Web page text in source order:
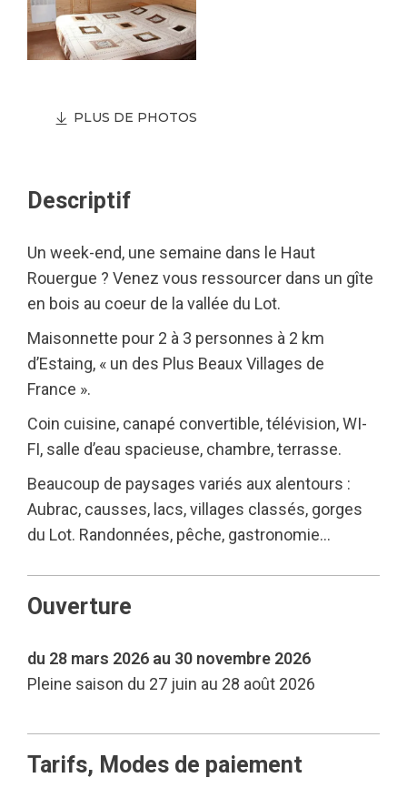
PLUS DE PHOTOS
Descriptif
Un week-end, une semaine dans le Haut
Rouergue ? Venez vous ressourcer dans un gîte
en bois au coeur de la vallée du Lot.
Maisonnette pour 2 à 3 personnes à 2 km
d’Estaing, « un des Plus Beaux Villages de
France ».
Coin cuisine, canapé convertible, télévision, WI-
FI, salle d’eau spacieuse, chambre, terrasse.
Beaucoup de paysages variés aux alentours :
Aubrac, causses, lacs, villages classés, gorges
du Lot. Randonnées, pêche, gastronomie…
Ouverture
du 28 mars 2026 au 30 novembre 2026
Pleine saison du 27 juin au 28 août 2026
Tarifs, Modes de paiement